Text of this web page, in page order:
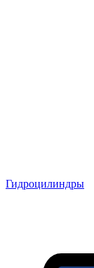
Гидроцилиндры